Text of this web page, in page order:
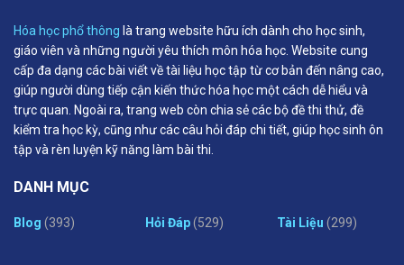
Hóa học phổ thông là trang website hữu ích dành cho học sinh,
giáo viên và những người yêu thích môn hóa học. Website cung
cấp đa dạng các bài viết về tài liệu học tập từ cơ bản đến nâng cao,
giúp người dùng tiếp cận kiến thức hóa học một cách dễ hiểu và
trực quan. Ngoài ra, trang web còn chia sẻ các bộ đề thi thử, đề
kiểm tra học kỳ, cũng như các câu hỏi đáp chi tiết, giúp học sinh ôn
tập và rèn luyện kỹ năng làm bài thi.
DANH MỤC
Blog (393) Hỏi Đáp(529) Tài Liệu (299)